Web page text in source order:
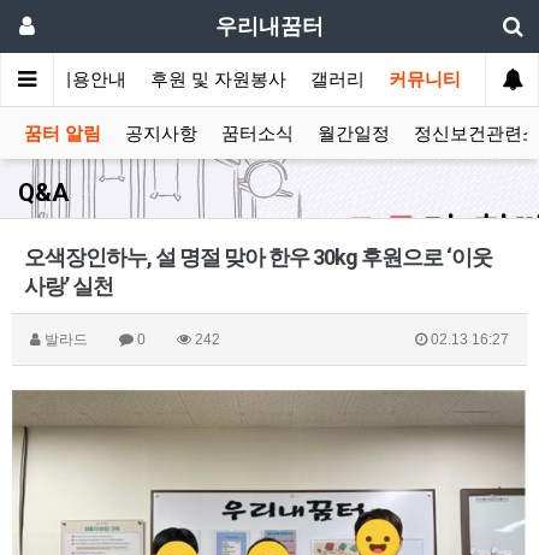
우리내꿈터
내 이용안내 후원 및 자원봉사 갤러리 커뮤니티
꿈터 알림 공지사항 꿈터소식 월간일정 정신보건관련
Q&A
오색장인하누, 설 명절 맞아 한우 30kg 후원으로 ‘이웃
사랑’ 실천
발라드 0 242 02.13 16:27